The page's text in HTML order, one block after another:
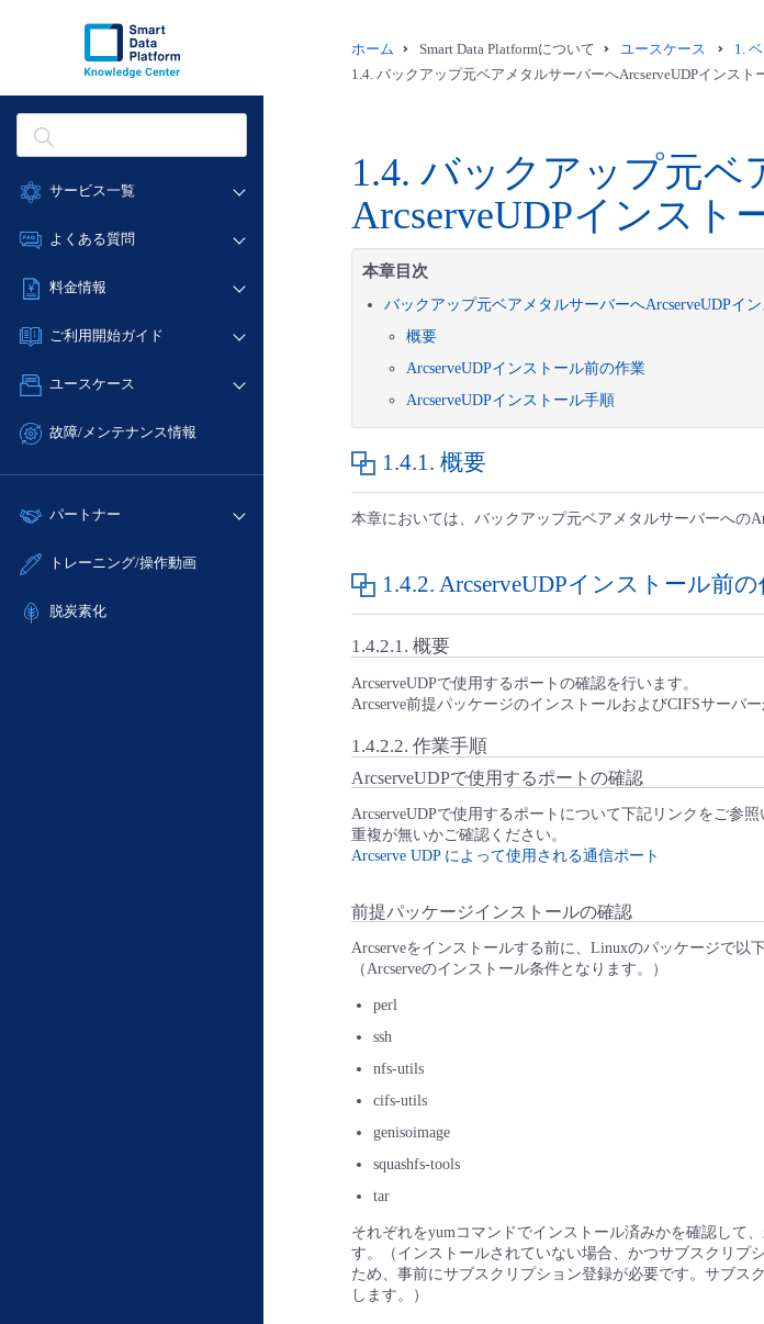
サービス一覧
データ利活用
ネットワーク
IoT
サポート
管理機能
よくある質問
データ利活用
ネットワーク
IoT
サポート
管理機能
すべてのメニューを見る
料金情報
料金シミュレーター
クラウド/サーバー
ネットワーク
サポート
すべてのメニューを見る
ご利用開始ガイド
■ 管理機能
- 初期設定・確認
- ユーザー機能の管理
- APIリファレンス
ユースケース
- バックアップ
- IoT
- ITインフラストラクチャー
故障/メンテナンス情報
サービス稼働状況
故障/メンテナンス履歴
定期メンテナンス
パートナー
販売パートナー向けプログラム
トレーニング/操作動画
脱炭素化
ホーム Smart Data Platformについて ユースケース 1.
1.4. バックアップ元ベアメタルサーバーへArcserveUDPインスト
1.4. バックアップ元ベ
ArcserveUDPインスト
本章目次
バックアップ元ベアメタルサーバーへArcserveUDPイ
概要
ArcserveUDPインストール前の作業
ArcserveUDPインストール手順
1.4.1. 概要
本章においては、バックアップ元ベアメタルサーバーへの
1.4.2. ArcserveUDPインストール前の
1.4.2.1. 概要
ArcserveUDPで使用するポートの確認を行います。
Arcserve前提パッケージのインストールおよびCIFSサーバ
1.4.2.2. 作業手順
ArcserveUDPで使用するポートの確認
ArcserveUDPで使用するポートについて下記リンクをご参
重複が無いかご確認ください。
Arcserve UDP によって使用される通信ポート
前提パッケージインストールの確認
Arcserveをインストールする前に、Linuxのパッケージで以
（Arcserveのインストール条件となります。）
perl
ssh
nfs-utils
cifs-utils
genisoimage
squashfs-tools
tar
それぞれをyumコマンドでインストール済みかを確認して
す。（インストールされていない場合、かつサブスクリプ
ため、事前にサブスクリプション登録が必要です。サブス
します。）